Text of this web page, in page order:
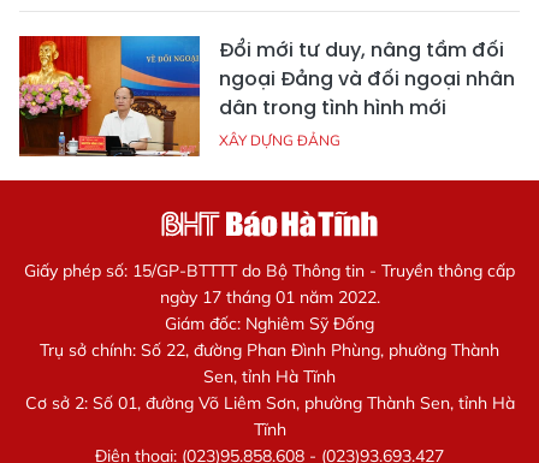
Đổi mới tư duy, nâng tầm đối
ngoại Đảng và đối ngoại nhân
dân trong tình hình mới
XÂY DỰNG ĐẢNG
Giấy phép số: 15/GP-BTTTT do Bộ Thông tin - Truyền thông cấp
ngày 17 tháng 01 năm 2022.
Giám đốc: Nghiêm Sỹ Đống
Trụ sở chính: Số 22, đường Phan Đình Phùng, phường Thành
Sen, tỉnh Hà Tĩnh
Cơ sở 2: Số 01, đường Võ Liêm Sơn, phường Thành Sen, tỉnh Hà
Tĩnh
Điện thoại: (023)95.858.608 - (023)93.693.427